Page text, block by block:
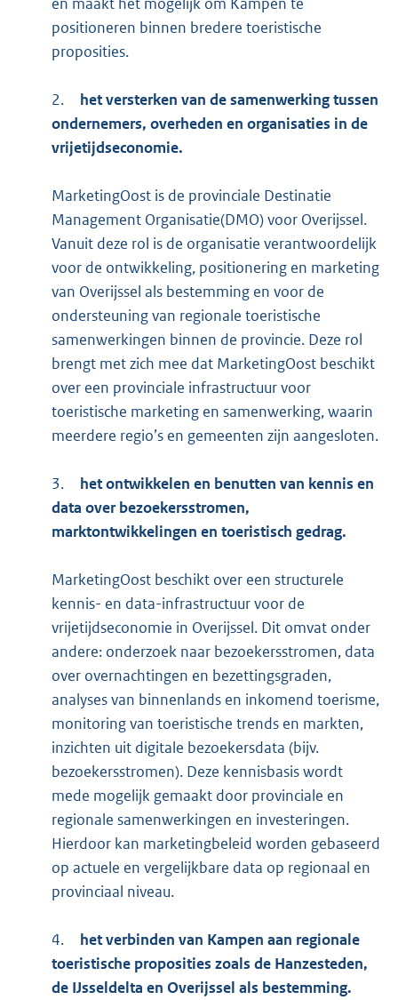
positioneren binnen bredere toeristische
proposities.
2.
het versterken van de samenwerking tussen
ondernemers, overheden en organisaties in de
vrijetijdseconomie.
MarketingOost is de provinciale Destinatie
Management Organisatie(DMO) voor Overijssel.
Vanuit deze rol is de organisatie verantwoordelijk
voor de ontwikkeling, positionering en marketing
van Overijssel als bestemming en voor de
ondersteuning van regionale toeristische
samenwerkingen binnen de provincie. Deze rol
brengt met zich mee dat MarketingOost beschikt
over een provinciale infrastructuur voor
toeristische marketing en samenwerking, waarin
meerdere regio’s en gemeenten zijn aangesloten.
3.
het ontwikkelen en benutten van kennis en
data over bezoekersstromen,
marktontwikkelingen en toeristisch gedrag.
MarketingOost beschikt over een structurele
kennis- en data-infrastructuur voor de
vrijetijdseconomie in Overijssel. Dit omvat onder
andere: onderzoek naar bezoekersstromen, data
over overnachtingen en bezettingsgraden,
analyses van binnenlands en inkomend toerisme,
monitoring van toeristische trends en markten,
inzichten uit digitale bezoekersdata (bijv.
bezoekersstromen). Deze kennisbasis wordt
mede mogelijk gemaakt door provinciale en
regionale samenwerkingen en investeringen.
Hierdoor kan marketingbeleid worden gebaseerd
op actuele en vergelijkbare data op regionaal en
provinciaal niveau.
4.
het verbinden van Kampen aan regionale
toeristische proposities zoals de Hanzesteden,
de IJsseldelta en Overijssel als bestemming.